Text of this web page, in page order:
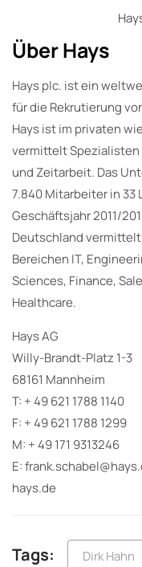
Über Hays
Hays plc. ist ein
für die Rekrutierung
Hays ist im privaten
vermittelt
und Zeitarbeit. Das
7.840 Mitarbeiter in 33
Geschäftsjahr 2011/
Deutschland
Bereichen IT,
Sciences, Finance,
Healthcare.
Hays AG
Willy-Brandt-Platz 1-3
68161 Mannheim
T: + 49 621 1788 1140
F: + 49 621 1788 1299
M: + 49 171 9313246
E:
hays.de
Tags: Dirk Hahn